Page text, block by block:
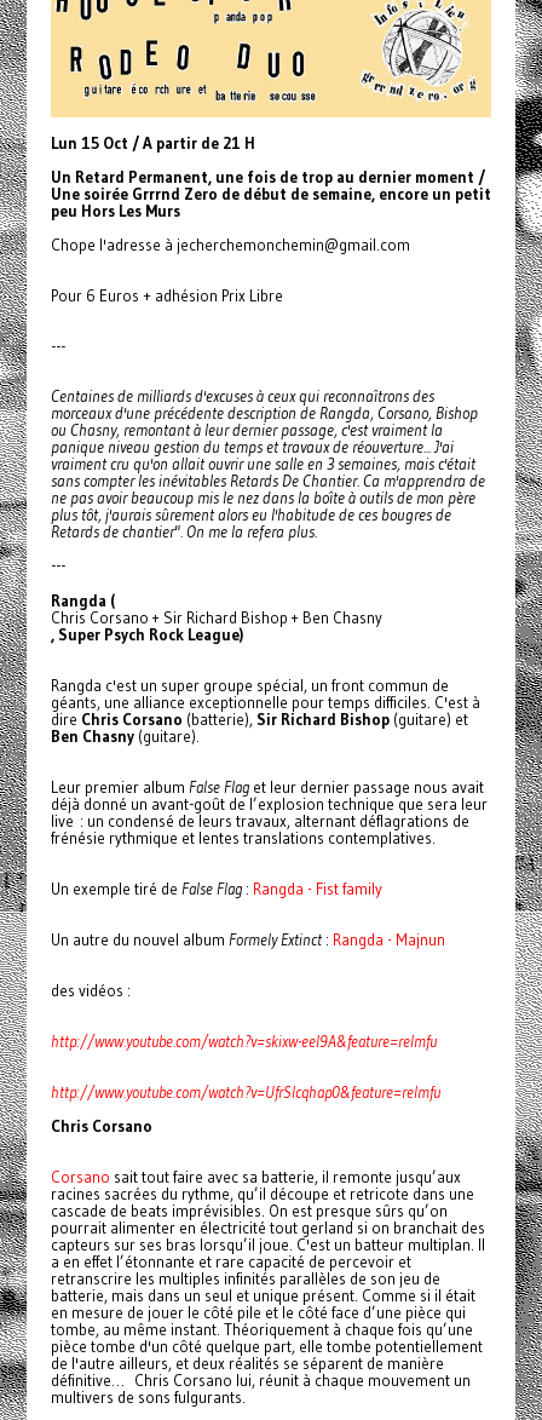
Lun 15 Oct / A partir de 21 H
Un Retard Permanent, une fois de trop au dernier moment /
Une soirée Grrrnd Zero de début de semaine, encore un petit
peu Hors Les Murs
Chope l'adresse à jecherchemonchemin@gmail.com
Pour 6 Euros + adhésion Prix Libre
---
Centaines de milliards d'excuses à ceux qui reconnaîtrons des
morceaux d'une précédente description de Rangda, Corsano, Bishop
ou Chasny, remontant à leur dernier passage, c'est vraiment la
panique niveau gestion du temps et travaux de réouverture... J'ai
vraiment cru qu'on allait ouvrir une salle en 3 semaines, mais c'était
sans compter les inévitables Retards De Chantier. Ca m'apprendra de
ne pas avoir beaucoup mis le nez dans la boîte à outils de mon père
plus tôt, j'aurais sûrement alors eu l'habitude de ces bougres de
Retards de chantier". On me la refera plus.
---
Rangda (
Chris Corsano + Sir Richard Bishop + Ben Chasny
, Super Psych Rock League)
Rangda c'est un super groupe spécial, un front commun de
géants, une alliance exceptionnelle pour temps difficiles. C'est à
dire Chris Corsano (batterie), Sir Richard Bishop(guitare) et
Ben Chasny(guitare).
Leur premier album False Flag et leur dernier passage nous avait
déjà donné un avant-goût de l’explosion technique que sera leur
live : un condensé de leurs travaux, alternant déflagrations de
frénésie rythmique et lentes translations contemplatives.
Un exemple tiré de False Flag : Rangda - Fist family
Un autre du nouvel album Formely Extinct: Rangda - Majnun
des vidéos :
http://www.youtube.com/watch?v=skixw-eel9A&feature=relmfu
http://www.youtube.com/watch?v=UfrSIcqhap0&feature=relmfu
Chris Corsano
Corsano sait tout faire avec sa batterie, il remonte jusqu’aux
racines sacrées du rythme, qu’il découpe et retricote dans une
cascade de beats imprévisibles. On est presque sûrs qu’on
pourrait alimenter en électricité tout gerland si on branchait des
capteurs sur ses bras lorsqu’il joue. C'est un batteur multiplan. Il
a en effet l’étonnante et rare capacité de percevoir et
retranscrire les multiples infinités parallèles de son jeu de
batterie, mais dans un seul et unique présent. Comme si il était
en mesure de jouer le côté pile et le côté face d’une pièce qui
tombe, au même instant. Théoriquement à chaque fois qu’une
pièce tombe d'un côté quelque part, elle tombe potentiellement
de l'autre ailleurs, et deux réalités se séparent de manière
définitive… Chris Corsano lui, réunit à chaque mouvement un
multivers de sons fulgurants.